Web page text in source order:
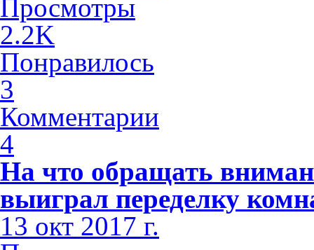
Просмотры
2.2K
Понравилось
3
Комментарии
4
На что обращать
выиграл переделку
13 окт 2017 г.